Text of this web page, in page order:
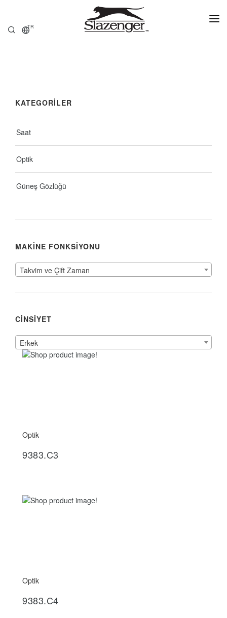
TR
HAKKIMIZDA
SATIŞ NOKTALARI
KATEGORİLER
Saat
Optik
Güneş Gözlüğü
MAKİNE FONKSİYONU
Takvim ve Çift Zaman
CİNSİYET
Erkek
Optik
9383.C3
Optik
9383.C4